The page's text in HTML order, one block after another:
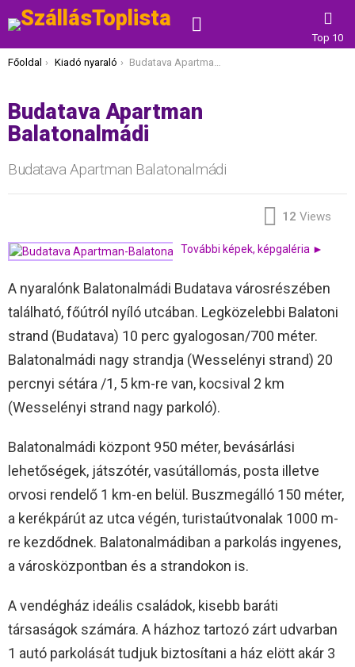
Top 10
Itt vagy most:
Főoldal Kiadó nyaraló Budatava Apartman Balatonalmádi
Budatava Apartman
Balatonalmádi
Budatava Apartman Balatonalmádi
12 Views
További képek, képgaléria ►
A nyaralónk Balatonalmádi Budatava városrészében
található, főútról nyíló utcában. Legközelebbi Balatoni
strand (Budatava) 10 perc gyalogosan/700 méter.
Balatonalmádi nagy strandja (Wesselényi strand) 20
percnyi sétára /1, 5 km-re van, kocsival 2 km
(Wesselényi strand nagy parkoló).
Balatonalmádi központ 950 méter, bevásárlási
lehetőségek, játszótér, vasútállomás, posta illetve
orvosi rendelő 1 km-en belül. Buszmegálló 150 méter,
a kerékpárút az utca végén, turistaútvonalak 1000 m-
re kezdődnek. Balatonalmádiban a parkolás ingyenes,
a városközpontban és a strandokon is.
A vendégház ideális családok, kisebb baráti
társaságok számára. A házhoz tartozó zárt udvarban
1 autó parkolását tudjuk biztosítani a ház elött akár 3